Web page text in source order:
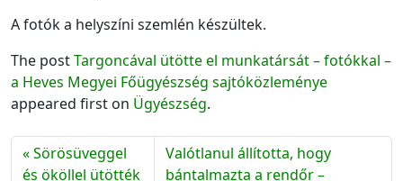
A fotók a helyszíni szemlén készültek.
The postTargoncával ütötte el munkatársát – fotókkal –
a Heves Megyei Főügyészség sajtóközleménye
appeared first on Ügyészség.
Sörösüveggel
és ököllel ütötték
Valótlanul állította, hogy
bántalmazta a rendőr –